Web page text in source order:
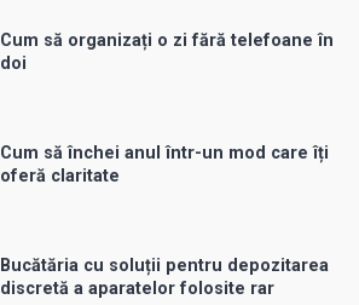
Cum să organizați o zi fără telefoane în
doi
Cum să închei anul într-un mod care îți
oferă claritate
Bucătăria cu soluții pentru depozitarea
discretă a aparatelor folosite rar